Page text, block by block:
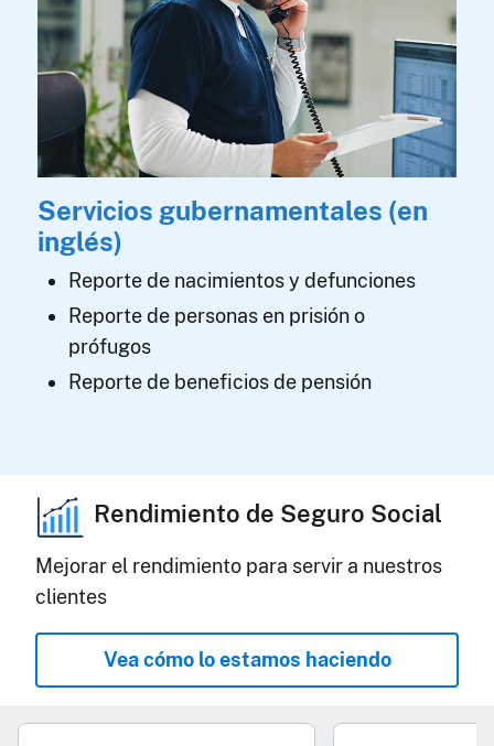
Servicios gubernamentales (en
inglés)
Reporte de nacimientos y defunciones
Reporte de personas en prisión o
prófugos
Reporte de beneficios de pensión
Rendimiento de Seguro Social
Mejorar el rendimiento para servir a nuestros
clientes
Vea cómo lo estamos haciendo